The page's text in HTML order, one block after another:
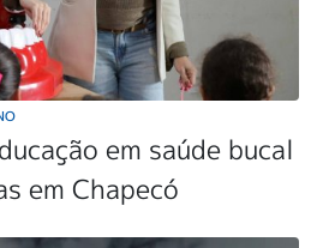
em saúde bucal
em Chapecó